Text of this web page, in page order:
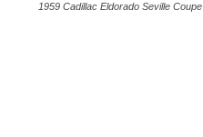
1959 Cadillac Eldorado Seville Coupe